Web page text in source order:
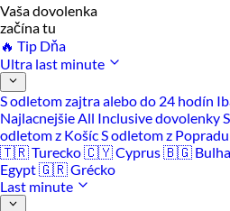
Vaša dovolenka
začína tu
🔥 Tip Dňa
Ultra last minute
S odletom zajtra alebo do 24 hodín
Najlacnejšie All Inclusive dovolenky
odletom z KošícS odletom z Popradu
🇹🇷 Turecko🇨🇾 Cyprus🇧🇬
Egypt🇬🇷 Grécko
Last minute